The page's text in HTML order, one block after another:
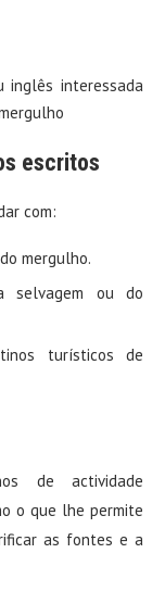
inglês interessada
escritos
com:
mergulho.
selvagem ou do
turísticos de
de actividade
o que lhe permite
as fontes e a